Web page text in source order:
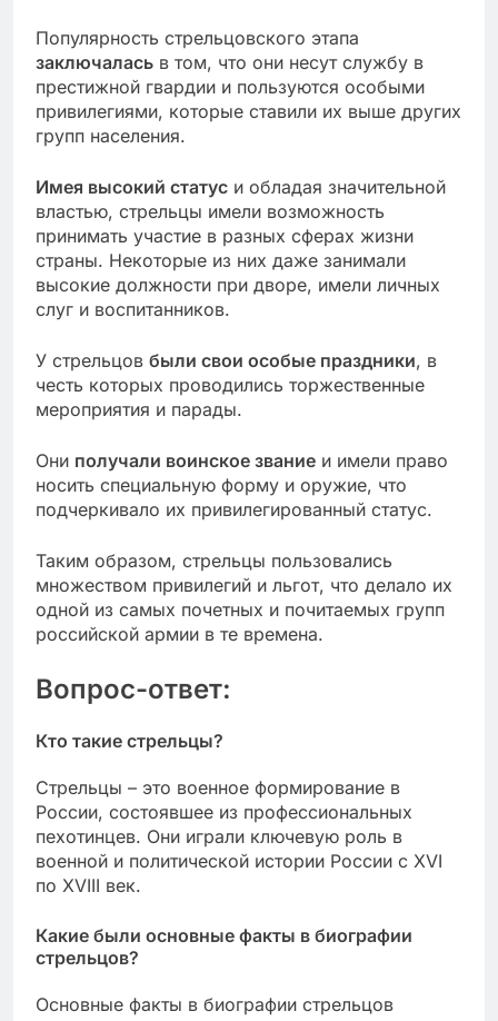
Популярность стрельцовского этапа
заключалась в том, что они несут службу в
престижной гвардии и пользуются особыми
привилегиями, которые ставили их выше других
групп населения.
Имея высокий статус и обладая значительной
властью, стрельцы имели возможность
принимать участие в разных сферах жизни
страны. Некоторые из них даже занимали
высокие должности при дворе, имели личных
слуг и воспитанников.
У стрельцов были свои особые праздники, в
честь которых проводились торжественные
мероприятия и парады.
Они получали воинское звание и имели право
носить специальную форму и оружие, что
подчеркивало их привилегированный статус.
Таким образом, стрельцы пользовались
множеством привилегий и льгот, что делало их
одной из самых почетных и почитаемых групп
российской армии в те времена.
Вопрос-ответ:
Кто такие стрельцы?
Стрельцы – это военное формирование в
России, состоявшее из профессиональных
пехотинцев. Они играли ключевую роль в
военной и политической истории России с XVI
по XVIII век.
Какие были основные факты в биографии
стрельцов?
Основные факты в биографии стрельцов